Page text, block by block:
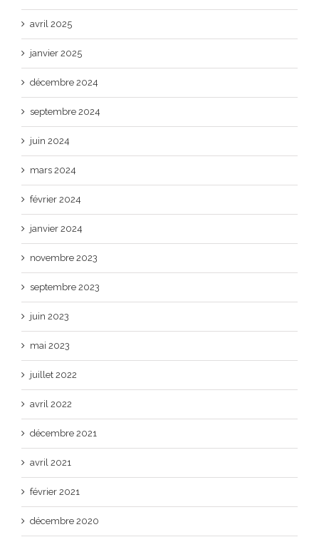
avril 2025
janvier 2025
décembre 2024
septembre 2024
juin 2024
mars 2024
février 2024
janvier 2024
novembre 2023
septembre 2023
juin 2023
mai 2023
juillet 2022
avril 2022
décembre 2021
avril 2021
février 2021
décembre 2020